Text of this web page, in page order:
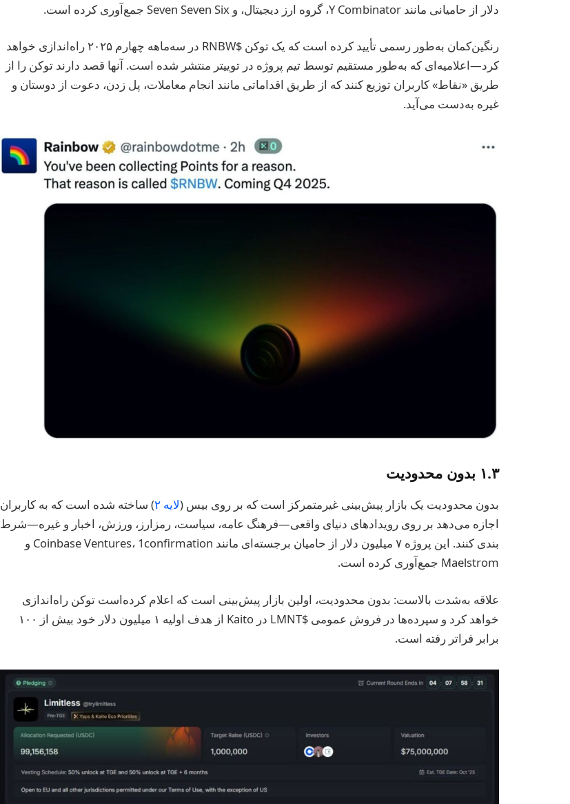
دلار از حامیانی مانند Y Combinator، گروه ارز دیجیتال، و Seven Seven Six جمع‌آوری کرده است.
رنگین‌کمان به‌طور رسمی تأیید کرده است که یک توکن $RNBW در سه‌ماهه چهارم ۲۰۲۵ راه‌اندازی خواهد
کرد—اعلامیه‌ای که به‌طور مستقیم توسط تیم پروژه در توییتر منتشر شده است. آنها قصد دارند توکن را از
طریق «نقاط» کاربران توزیع کنند که از طریق اقداماتی مانند انجام معاملات، پل زدن، دعوت از دوستان و
غیره به‌دست می‌آید.
۱.۳ بدون محدودیت
بدون محدودیت یک بازار پیش‌بینی غیرمتمرکز است که بر روی بیس (لایه ۲
) ساخته شده است که به کاربران
اجازه می‌دهد بر روی رویدادهای دنیای واقعی—فرهنگ عامه، سیاست، رمزارز، ورزش، اخبار و غیره—شرط
بندی کنند. این پروژه ۷ میلیون دلار از حامیان برجسته‌ای مانند Coinbase Ventures، 1confirmation و
Maelstrom جمع‌آوری کرده است.
علاقه به‌شدت بالاست: بدون محدودیت، اولین بازار پیش‌بینی است که اعلام کرده‌است توکن راه‌اندازی
خواهد کرد و سپرده‌ها در فروش عمومی $LMNT در Kaito از هدف اولیه ۱ میلیون دلار خود بیش از ۱۰۰
برابر فراتر رفته است.